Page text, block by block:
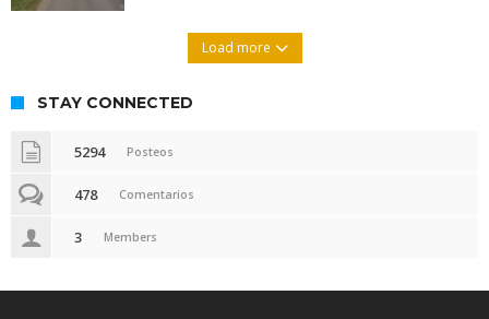
Load more
STAY CONNECTED
5294 Posteos
478 Comentarios
3 Members